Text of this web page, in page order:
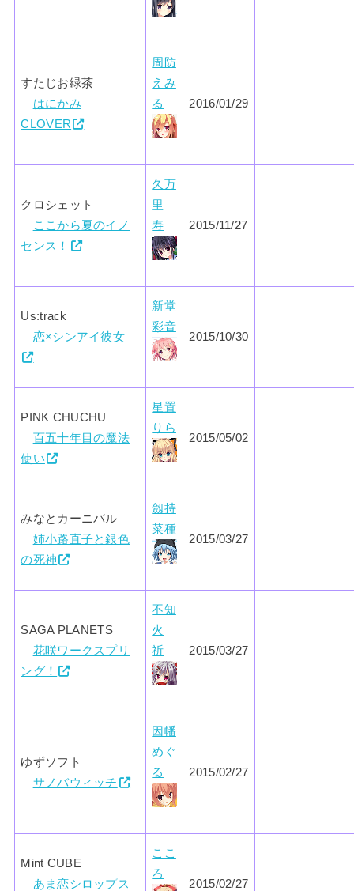
すたじお緑茶
はにかみ
CLOVER
周防
えみ
る
2016/01/29
クロシェット
ここから夏のイノ
センス！
久万
里
寿
2015/11/27
Us:track
恋×シンアイ彼女
新堂
彩音
2015/10/30
PINK CHUCHU
百五十年目の魔法
使い
星置
りら
2015/05/02
みなとカーニバル
姉小路直子と銀色
の死神
劔持
菜種
2015/03/27
SAGA PLANETS
花咲ワークスプリ
ング！
不知
火
祈
2015/03/27
ゆずソフト
サノバウィッチ
因幡
めぐ
る
2015/02/27
Mint CUBE
あま恋シロップス
ここ
ろ
2015/02/27